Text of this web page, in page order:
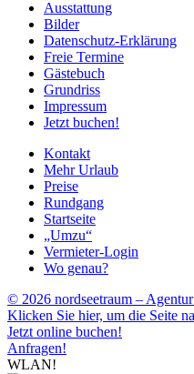
Ausstattung
Bilder
Datenschutz-Erklärung
Freie Termine
Gästebuch
Grundriss
Impressum
Jetzt buchen!
Kontakt
Mehr Urlaub
Preise
Rundgang
Startseite
„Umzu“
Vermieter-Login
Wo genau?
© 2026 nordseetraum –
Klicken Sie hier, um die Seite
Jetzt online buchen!
Anfragen!
WLAN!